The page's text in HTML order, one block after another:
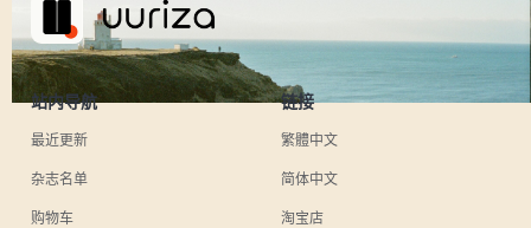
站内导航
最近更新
杂志名单
购物车
链接
繁體中文
简体中文
淘宝店